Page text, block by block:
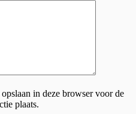
in deze browser voor de
plaats.